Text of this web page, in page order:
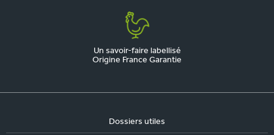
Un savoir-faire labellisé
Origine France Garantie
Dossiers utiles